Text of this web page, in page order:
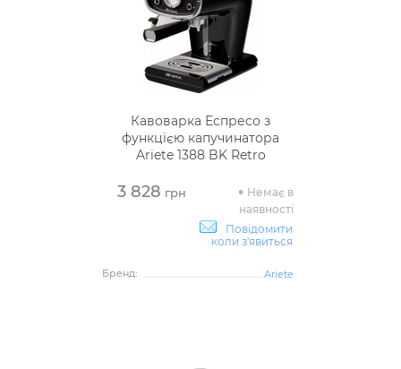
Кавоварка Еспресо з
функцією капучинатора
Ariete 1388 BK Retro
3 828 грн
Немає в
наявності
Повідомити
коли з'явиться
Бренд: Ariete